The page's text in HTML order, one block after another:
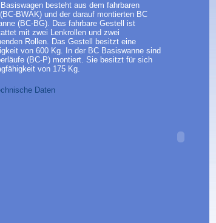
besteht aus dem fahrbaren
BWAK) und der darauf montierten BC
(BC-BG). Das fahrbare Gestell ist
mit zwei Lenkrollen und zwei
Rollen. Das Gestell besitzt eine
von 600 Kg. In der BC Basiswanne sind
(BC-P) montiert. Sie besitzt für sich
von 175 Kg.
Daten